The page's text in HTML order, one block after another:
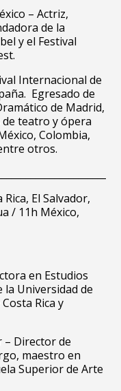
– Actriz,
de la
y el Festival
Internacional de
Egresado de
de Madrid,
teatro y ópera
Colombia,
otros.
El Salvador,
/ 11h México,
en Estudios
la Universidad de
Rica y
– Director de
maestro en
Superior de Arte